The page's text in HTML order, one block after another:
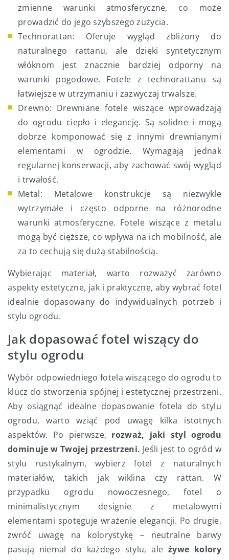
zmienne warunki atmosferyczne, co może
prowadzić do jego szybszego zużycia.
Technorattan: Oferuje wygląd zbliżony do
naturalnego rattanu, ale dzięki syntetycznym
włóknom jest znacznie bardziej odporny na
warunki pogodowe. Fotele z technorattanu są
łatwiejsze w utrzymaniu i zazwyczaj trwalsze.
Drewno: Drewniane fotele wiszące wprowadzają
do ogrodu ciepło i elegancję. Są solidne i mogą
dobrze komponować się z innymi drewnianymi
elementami w ogrodzie. Wymagają jednak
regularnej konserwacji, aby zachować swój wygląd
i trwałość.
Metal: Metalowe konstrukcje są niezwykle
wytrzymałe i często odporne na różnorodne
warunki atmosferyczne. Fotele wiszące z metalu
mogą być cięższe, co wpływa na ich mobilność, ale
za to cechują się dużą stabilnością.
Wybierając materiał, warto rozważyć zarówno
aspekty estetyczne, jak i praktyczne, aby wybrać fotel
idealnie dopasowany do indywidualnych potrzeb i
stylu ogrodu.
Jak dopasować fotel wiszący do
stylu ogrodu
Wybór odpowiedniego fotela wiszącego do ogrodu to
klucz do stworzenia spójnej i estetycznej przestrzeni.
Aby osiągnąć idealne dopasowanie fotela do stylu
ogrodu, warto wziąć pod uwagę kilka istotnych
aspektów. Po pierwsze, rozważ, jaki styl ogrodu
dominuje w Twojej przestrzeni. Jeśli jest to ogród w
stylu rustykalnym, wybierz fotel z naturalnych
materiałów, takich jak wiklina czy rattan. W
przypadku ogrodu nowoczesnego, fotel o
minimalistycznym designie z metalowymi
elementami spotęguje wrażenie elegancji. Po drugie,
zwróć uwagę na kolorystykę – neutralne barwy
pasują niemal do każdego stylu, ależywe kolory